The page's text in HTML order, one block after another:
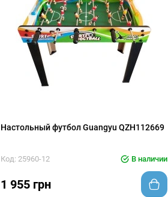
Настольный футбол Guangyu QZH112669
Код: 25960-12 В наличии
1 955 грн